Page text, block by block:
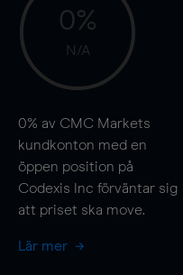
0%
N/A
0% av CMC Markets
kundkonton med en
öppen position på
Codexis Inc förväntar sig
att priset ska move.
Lär mer